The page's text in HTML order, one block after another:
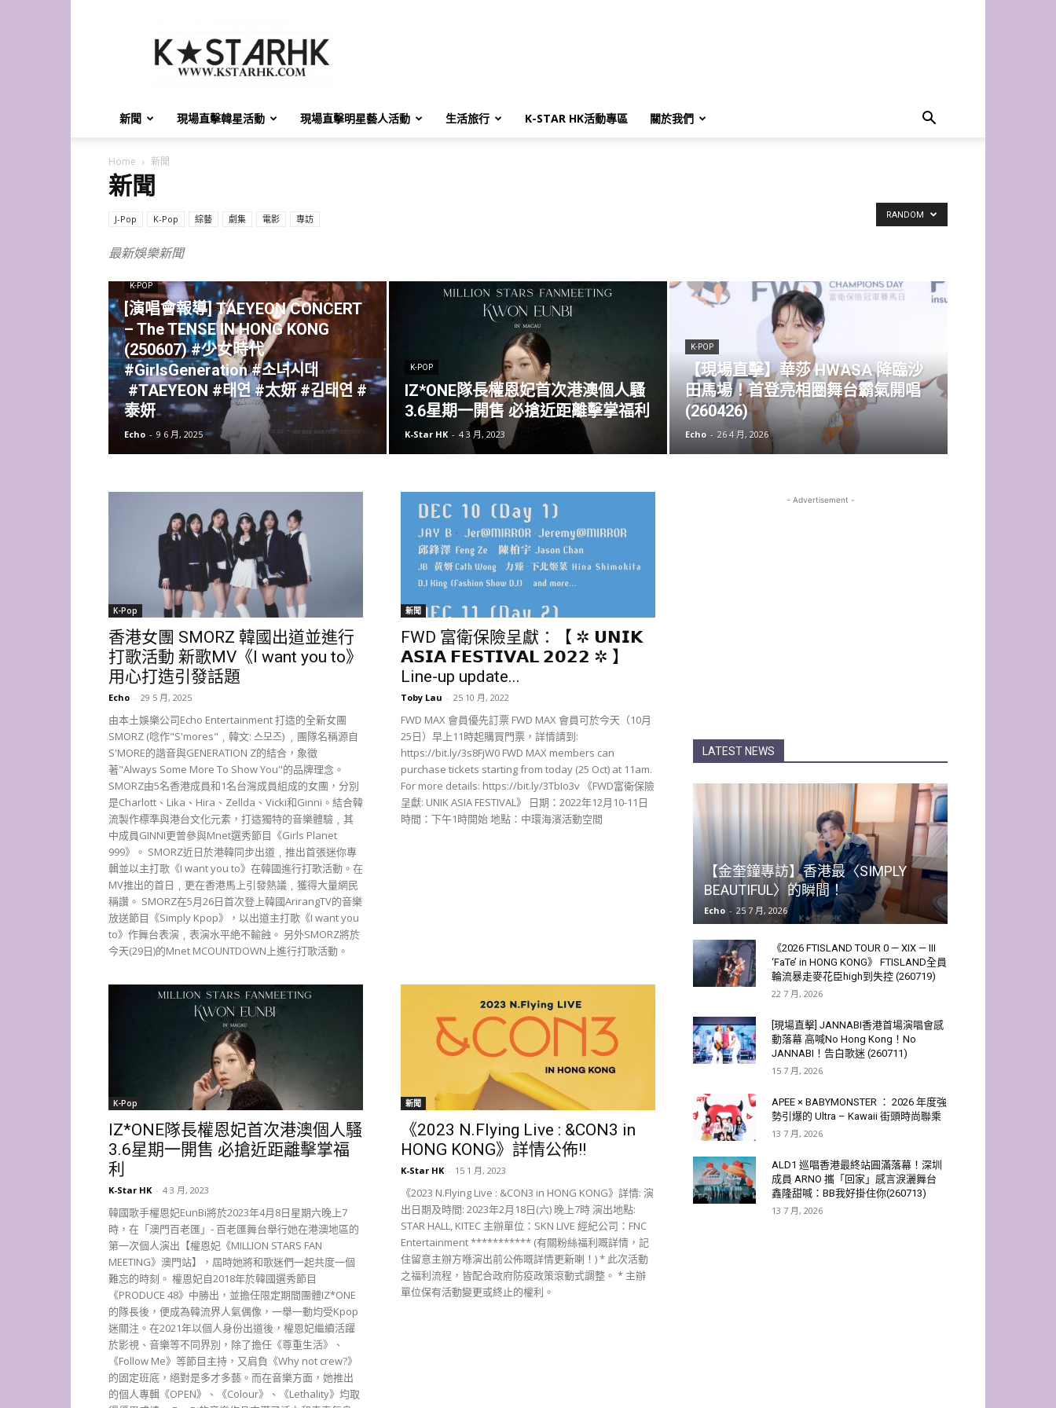
Star
HK
新聞 現場直擊韓星活動 現場直擊明星藝人活動 生活旅行 K-STAR HK活動專區 關於我們
Home 新聞
新聞
J-Pop K-Pop 綜藝 劇集 電影 專訪
最新娛樂新聞
RANDOM
K-POP
[演唱會報導] TAEYEON CONCERT
– The TENSE IN HONG KONG
(250607) #少女時代
#GirlsGeneration #소녀시대
#TAEYEON #태연 #太妍 #김태연 #
泰妍
Echo - 9 6 月, 2025
K-POP
IZ*ONE隊長權恩妃首次港澳個人騷
3.6星期一開售 必搶近距離擊掌福利
K-Star HK - 4 3 月, 2023
K-POP
【現場直擊】華莎 HWASA 降臨沙
田馬場！首登亮相圈舞台霸氣開唱
(260426)
Echo - 26 4 月, 2026
K-Pop
香港女團 SMORZ 韓國出道並進行
打歌活動 新歌MV《I want you to》
用心打造引發話題
Echo - 29 5 月, 2025
由本土娛樂公司Echo Entertainment 打造的全新女團
SMORZ (唸作"S'mores"﹐韓文: 스모즈) ﹐團隊名稱源自
S'MORE的諧音與GENERATION Z的結合，象徵
著"Always Some More To Show You"的品牌理念。
SMORZ由5名香港成員和1名台灣成員組成的女團，分別
是Charlott、Lika、Hira、Zellda、Vicki和Ginni。結合韓
流製作標準與港台文化元素，打造獨特的音樂體驗﹐其
中成員GINNI更曾參與Mnet選秀節目《Girls Planet
999》。 SMORZ近日於港韓同步出道﹐推出首張迷你專
輯並以主打歌《I want you to》在韓國進行打歌活動。在
MV推出的首日﹐更在香港馬上引發熱議﹐獲得大量網民
稱讚。 SMORZ在5月26日首次登上韓國ArirangTV的音樂
放送節目《Simply Kpop》，以出道主打歌《I want you
to》作舞台表演﹐表演水平絶不輸蝕。 另外SMORZ將於
今天(29日)的Mnet MCOUNTDOWN上進行打歌活動。
新聞
FWD 富衛保險呈獻：【 ✲ 𝗨𝗡𝗜𝗞
𝗔𝗦𝗜𝗔 𝗙𝗘𝗦𝗧𝗜𝗩𝗔𝗟 𝟮𝟬𝟮𝟮 ✲ 】
Line-up update...
Toby Lau - 25 10 月, 2022
FWD MAX 會員優先訂票 FWD MAX 會員可於今天（10月
25日）早上11時起購買門票，詳情請到:
https://bit.ly/3s8FjW0 FWD MAX members can
purchase tickets starting from today (25 Oct) at 11am.
For more details: https://bit.ly/3TbIo3v 《FWD富衛保險
呈獻: UNIK ASIA FESTIVAL》 日期：2022年12月10-11日
時間：下午1時開始 地點：中環海濱活動空間
K-Pop
IZ*ONE隊長權恩妃首次港澳個人騷
3.6星期一開售 必搶近距離擊掌福
利
K-Star HK - 4 3 月, 2023
韓國歌手權恩妃EunBi將於2023年4月8日星期六晚上7
時，在「澳門百老匯」- 百老匯舞台舉行她在港澳地區的
第一次個人演出【權恩妃《MILLION STARS FAN
MEETING》澳門站】，屆時她將和歌迷們一起共度一個
難忘的時刻。 權恩妃自2018年於韓國選秀節目
《PRODUCE 48》中勝出，並擔任限定期間團體IZ*ONE
的隊長後，便成為韓流界人氣偶像，一舉一動均受Kpop
迷關注。在2021年以個人身份出道後，權恩妃繼續活躍
於影視、音樂等不同界別，除了擔任《尊重生活》、
《Follow Me》等節目主持，又肩負《Why not crew?》
的固定班底，絕對是多才多藝。而在音樂方面，她推出
的個人專輯《OPEN》、《Colour》、《Lethality》均取
新聞
《2023 N.Flying Live : &CON3 in
HONG KONG》詳情公佈!!
K-Star HK - 15 1 月, 2023
《2023 N.Flying Live : &CON3 in HONG KONG》詳情: 演
出日期及時間: 2023年2月18日(六) 晚上7時 演出地點:
STAR HALL, KITEC 主辦單位：SKN LIVE 經紀公司：FNC
Entertainment *********** (有關粉絲福利嘅詳情，記
住留意主辦方喺演出前公佈嘅詳情更新喇！) * 此次活動
之福利流程，皆配合政府防疫政策滾動式調整。 * 主辦
單位保有活動變更或終止的權利。
- Advertisement -
LATEST NEWS
【金奎鐘專訪】香港最〈SIMPLY
BEAUTIFUL〉的瞬間！
Echo - 25 7 月, 2026
《2026 FTISLAND TOUR 0 — XIX — III
‘FaTe’ in HONG KONG》 FTISLAND全員
輪流暴走麥花臣high到失控 (260719)
22 7 月, 2026
[現場直擊] JANNABI香港首場演唱會感
動落幕 高喊No Hong Kong！No
JANNABI！告白歌迷 (260711)
15 7 月, 2026
APEE × BABYMONSTER ： 2026 年度強
勢引爆的 Ultra – Kawaii 街頭時尚聯乘
13 7 月, 2026
ALD1 巡唱香港最終站圓滿落幕！深圳
成員 ARNO 攜「回家」感言淚灑舞台
鑫隆甜喊：BB我好掛住你(260713)
13 7 月, 2026